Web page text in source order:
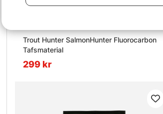
Trout Hunter SalmonHunter Fluorocarbon
Tafsmaterial
299 kr